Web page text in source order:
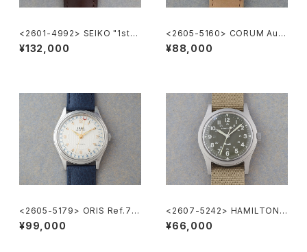
<2601-4992> SEIKO "1st"
KING SEIKO
¥132,000
<2605-5160> CORUM Auto
matic
¥88,000
<2605-5179> ORIS Ref.74
70 ”POINTER DATE"
¥99,000
<2607-5242> HAMILTON
Khaki Nature
¥66,000